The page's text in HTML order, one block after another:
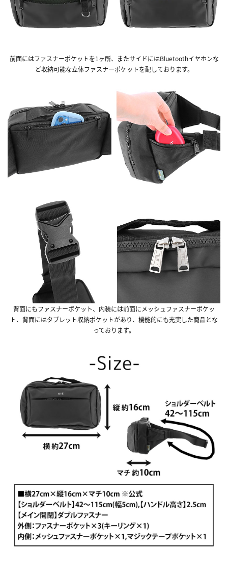
前面にはファスナーポケットを1ヶ所、またサイドにはBluetoothイヤホンな
ど収納可能な立体ファスナーポケットを配しております。
背面にもファスナーポケット、内装には前面にメッシュファスナーポケッ
ト、背面にはタブレット収納ポケットがあり、機能的にも充実した商品とな
っております。